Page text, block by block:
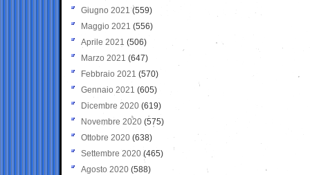
Giugno 2021(559)
Maggio 2021 (556)
Aprile 2021 (506)
Marzo 2021 (647)
Febbraio 2021 (570)
Gennaio 2021 (605)
Dicembre 2020 (619)
Novembre 2020 (575)
Ottobre 2020 (638)
Settembre 2020(465)
Agosto 2020 (588)